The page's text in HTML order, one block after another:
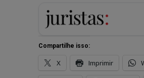
Compartilhe isso:
X Imprimir